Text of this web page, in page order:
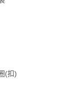
(扣)